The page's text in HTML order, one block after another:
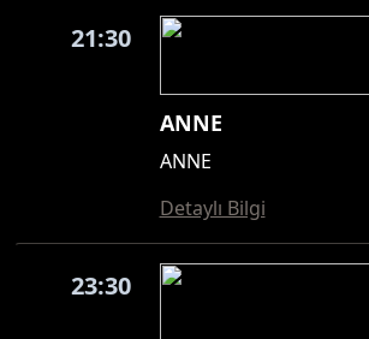
21:30
ANNE
ANNE
Detaylı Bilgi
23:30